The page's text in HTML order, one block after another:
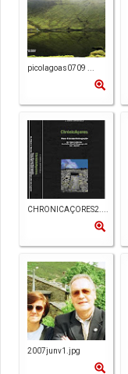
picolagoas0709 ...
CHRONICAÇORES2....
2007junv1.jpg